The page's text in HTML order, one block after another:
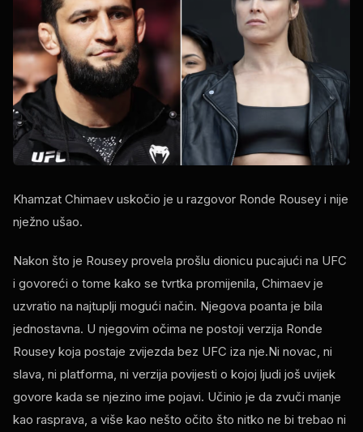
Khamzat Chimaev uskočio je u razgovor Ronde Rousey i nije
nježno ušao.
Nakon što je Rousey provela prošlu dionicu pucajući na UFC
i govoreći o tome kako se tvrtka promijenila, Chimaev je
uzvratio na najtuplji mogući način. Njegova poanta je bila
jednostavna. U njegovim očima ne postoji verzija Ronde
Rousey koja postaje zvijezda bez UFC iza nje.Ni novac, ni
slava, ni platforma, ni verzija povijesti o kojoj ljudi još uvijek
govore kada se njezino ime pojavi. Učinio je da zvuči manje
kao rasprava, a više kao nešto očito što nitko ne bi trebao ni